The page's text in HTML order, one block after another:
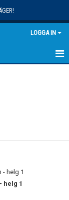
LOGGA IN
helg 1